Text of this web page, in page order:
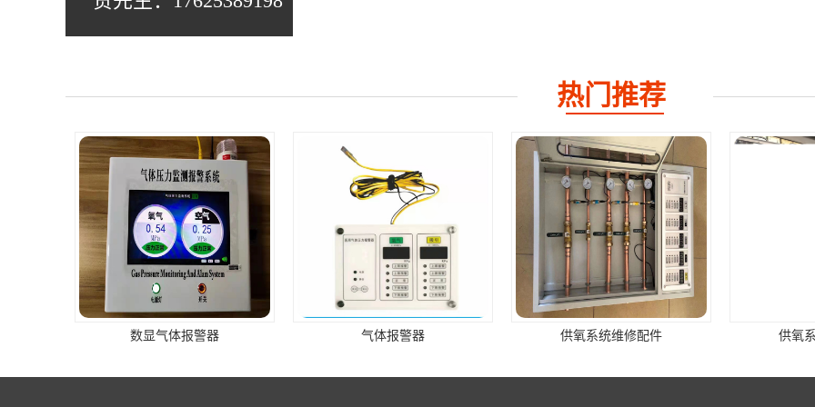
热门推荐
气体报警器 供氧系统维修配件 供氧系统维修配件